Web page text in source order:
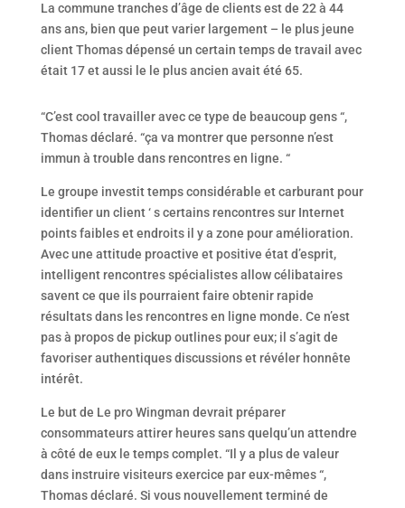
La commune tranches d’âge de clients est de 22 à 44
ans ans, bien que peut varier largement – le plus jeune
client Thomas dépensé un certain temps de travail avec
était 17 et aussi le le plus ancien avait été 65.
“C’est cool travailler avec ce type de beaucoup gens “,
Thomas déclaré. “ça va montrer que personne n’est
immun à trouble dans rencontres en ligne. “
Le groupe investit temps considérable et carburant pour
identifier un client ‘ s certains rencontres sur Internet
points faibles et endroits il y a zone pour amélioration.
Avec une attitude proactive et positive état d’esprit,
intelligent rencontres spécialistes allow célibataires
savent ce que ils pourraient faire obtenir rapide
résultats dans les rencontres en ligne monde. Ce n’est
pas à propos de pickup outlines pour eux; il s’agit de
favoriser authentiques discussions et révéler honnête
intérêt.
Le but de Le pro Wingman devrait préparer
consommateurs attirer heures sans quelqu’un attendre
à côté de eux le temps complet. “Il y a plus de valeur
dans instruire visiteurs exercice par eux-mêmes “,
Thomas déclaré. Si vous nouvellement terminé de